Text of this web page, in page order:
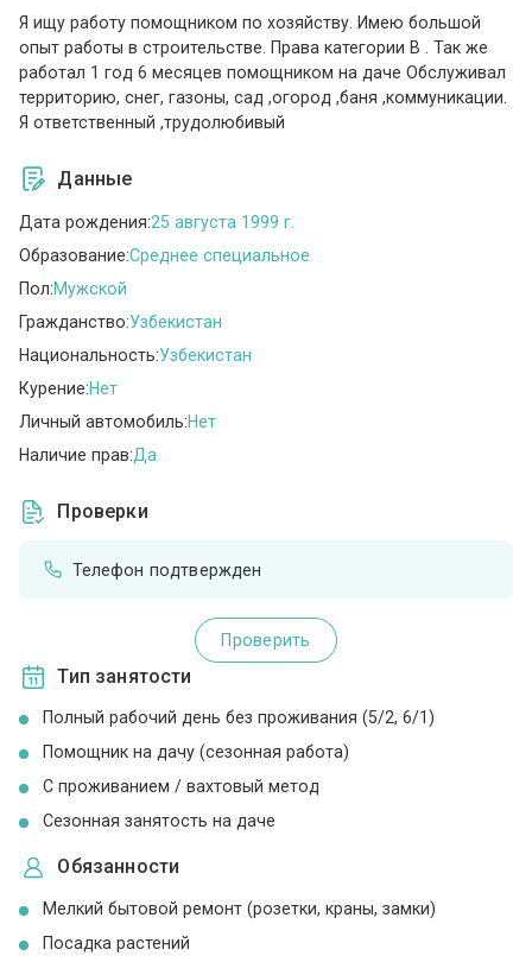
Я ищу работу помощником по хозяйству. Имею большой
опыт работы в строительстве. Права категории В . Так же
работал 1 год 6 месяцев помощником на даче Обслуживал
территорию, снег, газоны, сад ,огород ,баня ,коммуникации.
Я ответственный ,трудолюбивый
Данные
Дата рождения:25 августа 1999 г.
Образование:Среднее специальное
Пол:Мужской
Гражданство:Узбекистан
Национальность:Узбекистан
Курение:Нет
Личный автомобиль:Нет
Наличие прав:Да
Проверки
Телефон подтвержден
Проверить
Тип занятости
Полный рабочий день без проживания (5/2, 6/1)
Помощник на дачу (сезонная работа)
С проживанием / вахтовый метод
Сезонная занятость на даче
Обязанности
Мелкий бытовой ремонт (розетки, краны, замки)
Посадка растений